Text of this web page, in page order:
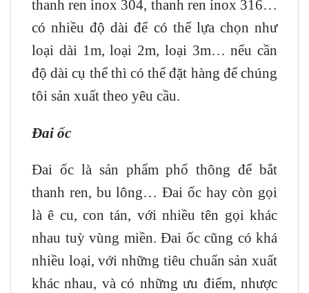
thanh ren inox 304, thanh ren inox 316…
có nhiều độ dài để có thể lựa chọn như
loại dài 1m, loại 2m, loại 3m… nếu cần
độ dài cụ thể thì có thể đặt hàng để chúng
tôi sản xuất theo yêu cầu.
Đai ốc
Đai ốc là sản phẩm phổ thông để bắt
thanh ren, bu lông… Đai ốc hay còn gọi
là ê cu, con tán, với nhiều tên gọi khác
nhau tuỳ vùng miền. Đai ốc cũng có khá
nhiều loại, với những tiêu chuẩn sản xuất
khác nhau, và có những ưu điểm, nhược